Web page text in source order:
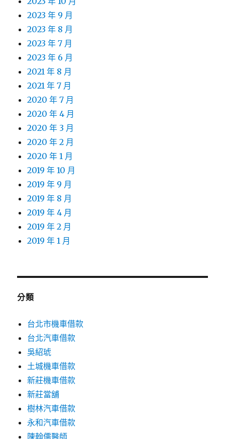
2023 年 9 月
2023 年 8 月
2023 年 7 月
2023 年 6 月
2021 年 8 月
2021 年 7 月
2020 年 7 月
2020 年 4 月
2020 年 3 月
2020 年 2 月
2020 年 1 月
2019 年 10 月
2019 年 9 月
2019 年 8 月
2019 年 4 月
2019 年 2 月
2019 年 1 月
分類
台北市機車借款
台北汽車借款
吳紹琥
土城機車借款
新莊機車借款
新莊當舖
樹林汽車借款
永和汽車借款
陳翰儒醫師